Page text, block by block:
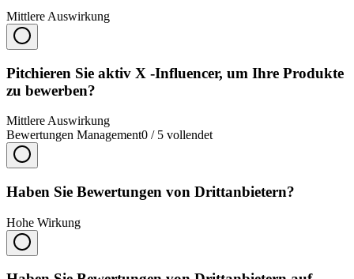
Mittlere Auswirkung
Pitchieren Sie aktiv X -Influencer, um Ihre Produkte
zu bewerben?
Mittlere Auswirkung
Bewertungen Management0 / 5 vollendet
Haben Sie Bewertungen von Drittanbietern?
Hohe Wirkung